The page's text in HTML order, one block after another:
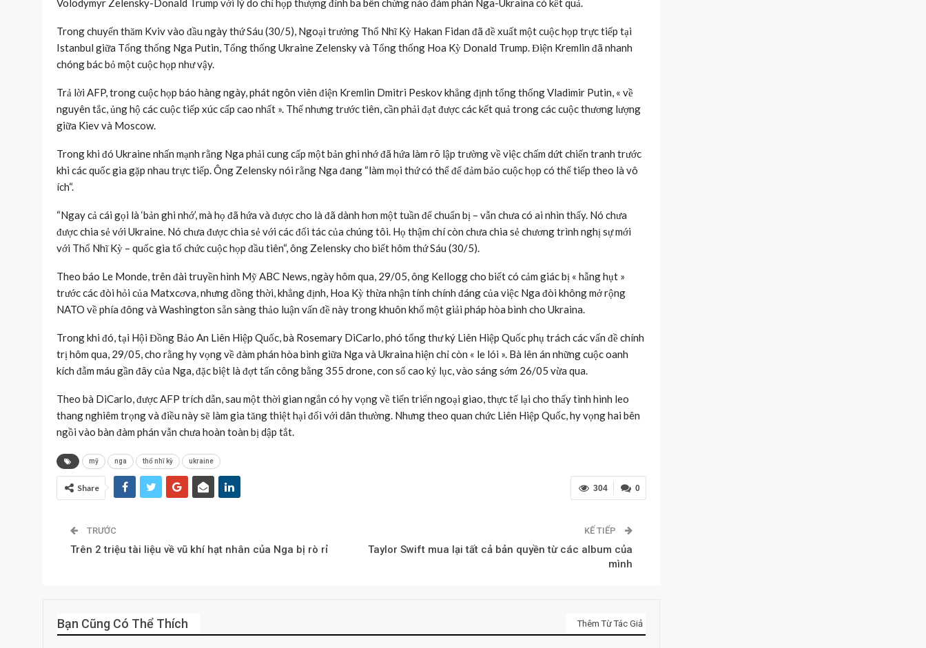
Volodymyr Zelensky-Donald Trump với lý do chỉ họp thượng đỉnh ba bên chừng nào đàm phán Nga-Ukraina có kết quả.
Trong chuyến thăm Kviv vào đầu ngày thứ Sáu (30/5), Ngoại trưởng Thổ Nhĩ Kỳ Hakan Fidan đã đề xuất một cuộc họp trực tiếp tại
Istanbul giữa Tổng thống Nga Putin, Tổng thống Ukraine Zelensky và Tổng thống Hoa Kỳ Donald Trump. Điện Kremlin đã nhanh
chóng bác bỏ một cuộc họp như vậy.
Trả lời AFP, trong cuộc họp báo hàng ngày, phát ngôn viên điện Kremlin Dmitri Peskov khẳng định tổng thống Vladimir Putin, « về
nguyên tắc, ủng hộ các cuộc tiếp xúc cấp cao nhất ». Thế nhưng trước tiên, cần phải đạt được các kết quả trong các cuộc thương lượng
giữa Kiev và Moscow.
Trong khi đó Ukraine nhấn mạnh rằng Nga phải cung cấp một bản ghi nhớ đã hứa làm rõ lập trường về việc chấm dứt chiến tranh trước
khi các quốc gia gặp nhau trực tiếp. Ông Zelensky nói rằng Nga đang “làm mọi thứ có thể để đảm bảo cuộc họp có thể tiếp theo là vô
ích“.
“Ngay cả cái gọi là ‘bản ghi nhớ’, mà họ đã hứa và được cho là đã dành hơn một tuần để chuẩn bị – vẫn chưa có ai nhìn thấy. Nó chưa
được chia sẻ với Ukraine. Nó chưa được chia sẻ với các đối tác của chúng tôi. Họ thậm chí còn chưa chia sẻ chương trình nghị sự mới
với Thổ Nhĩ Kỳ – quốc gia tổ chức cuộc họp đầu tiên“, ông Zelensky cho biết hôm thứ Sáu (30/5).
Theo báo Le Monde, trên đài truyền hình Mỹ ABC News, ngày hôm qua, 29/05, ông Kellogg cho biết có cảm giác bị « hẫng hụt »
trước các đòi hỏi của Matxcơva, nhưng đồng thời, khẳng định, Hoa Kỳ thừa nhận tính chính đáng của việc Nga đòi không mở rộng
NATO về phía đông và Washington sẵn sàng thảo luận vấn đề này trong khuôn khổ một giải pháp hòa bình cho Ukraina.
Trong khi đó, tại Hội Đồng Bảo An Liên Hiệp Quốc, bà Rosemary DiCarlo, phó tổng thư ký Liên Hiệp Quốc phụ trách các vấn đề chính
trị hôm qua, 29/05, cho rằng hy vọng về đàm phán hòa bình giữa Nga và Ukraina hiện chỉ còn « le lói ». Bà lên án những cuộc oanh
kích đẫm máu gần đây của Nga, đặc biệt là đợt tấn công bằng 355 drone, con số cao kỷ lục, vào sáng sớm 26/05 vừa qua.
Theo bà DiCarlo, được AFP trích dẫn, sau một thời gian ngắn có hy vọng về tiến triển ngoại giao, thực tế lại cho thấy tình hình leo
thang nghiêm trọng và điều này sẽ làm gia tăng thiệt hại đối với dân thường. Nhưng theo quan chức Liên Hiệp Quốc, hy vọng hai bên
ngồi vào bàn đàm phán vẫn chưa hoàn toàn bị dập tắt.
mỹ nga thổ nhĩ kỳ ukraine
0
304
Share
TRƯỚC
Trên 2 triệu tài liệu về vũ khí hạt nhân của Nga bị rò rỉ
KẾ TIẾP
Taylor Swift mua lại tất cả bản quyền từ các album của
mình
Bạn Cũng Có Thể Thích Thêm Từ Tác Giả